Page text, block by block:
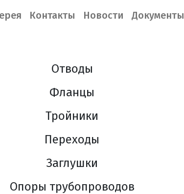
Контакты Новости Документы
Отводы
Фланцы
Тройники
Переходы
Заглушки
Опоры трубопроводов